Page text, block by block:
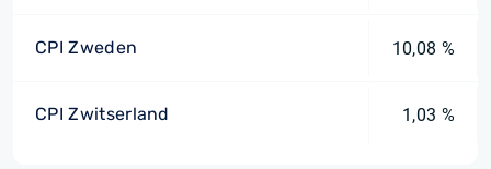
CPI Zweden 10,08 %
CPI Zwitserland 1,03 %